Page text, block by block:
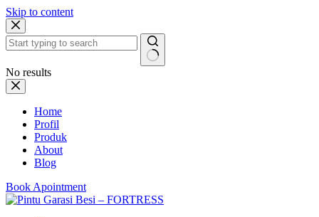
Skip to content
No results
Home
Profil
Produk
About
Blog
Book Apointment